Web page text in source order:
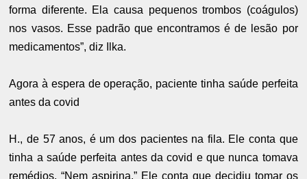
forma diferente. Ela causa pequenos trombos (coágulos)
nos vasos. Esse padrão que encontramos é de lesão por
medicamentos”, diz Ilka.
Agora à espera de operação, paciente tinha saúde perfeita
antes da covid
H., de 57 anos, é um dos pacientes na fila. Ele conta que
tinha a saúde perfeita antes da covid e que nunca tomava
remédios. “Nem aspirina.” Ele conta que decidiu tomar os